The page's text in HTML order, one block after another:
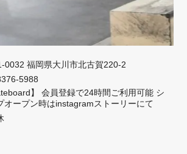
0032 福岡県大川市北古賀220-2
5988
】 会員登録で24時間ご利用可能 シ
オープン時はinstagramストーリーにて